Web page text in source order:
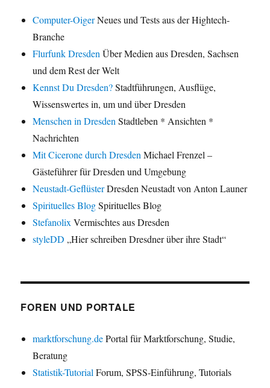
Computer-OigerNeues und Tests aus der Hightech-
Branche
Flurfunk Dresden Über Medien aus Dresden, Sachsen
und dem Rest der Welt
Kennst Du Dresden?Stadtführungen, Ausflüge,
Wissenswertes in, um und über Dresden
Menschen in Dresden Stadtleben * Ansichten *
Nachrichten
Mit Cicerone durch Dresden Michael Frenzel –
Gästeführer für Dresden und Umgebung
Neustadt-GeflüsterDresden Neustadt von Anton Launer
Spirituelles BlogSpirituelles Blog
Stefanolix Vermischtes aus Dresden
styleDD „Hier schreiben Dresdner über ihre Stadt“
FOREN UND PORTALE
marktforschung.dePortal für Marktforschung, Studie,
Beratung
Statistik-Tutorial Forum, SPSS-Einführung, Tutorials